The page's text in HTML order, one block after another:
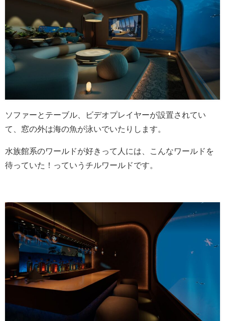
ソファーとテーブル、ビデオプレイヤーが設置されてい
て、窓の外は海の魚が泳いでいたりします。
水族館系のワールドが好きって人には、こんなワールドを
待っていた！っていうチルワールドです。